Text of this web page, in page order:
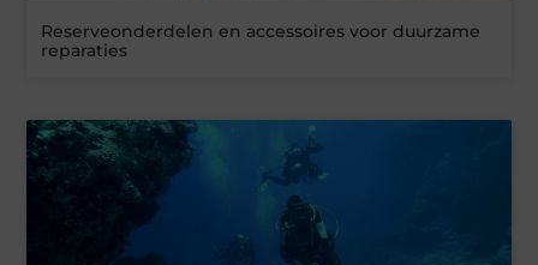
Reserveonderdelen en accessoires voor duurzame
reparaties